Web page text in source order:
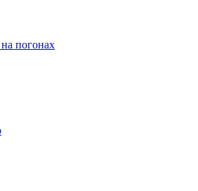
погонах